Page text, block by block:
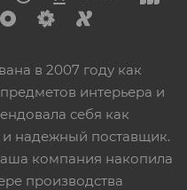
в 2007 году как
интерьера и
себя как
и надежный поставщик.
компания накопила
производства